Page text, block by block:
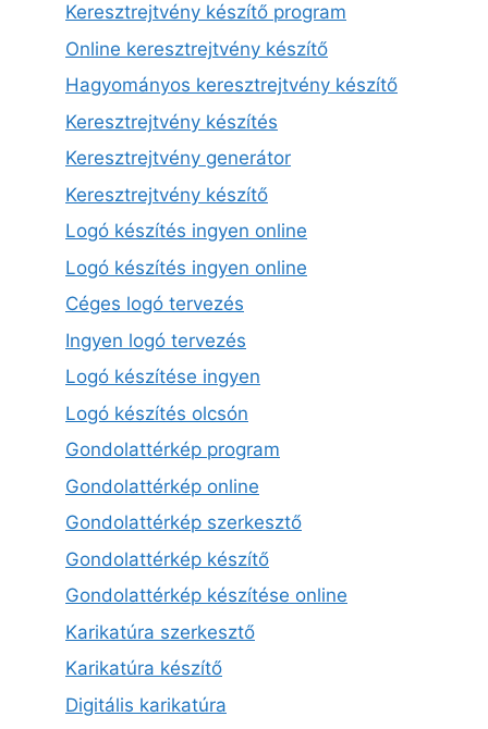
Keresztrejtvény készítő program
Online keresztrejtvény készítő
Hagyományos keresztrejtvény készítő
Keresztrejtvény készítés
Keresztrejtvény generátor
Keresztrejtvény készítő
Logó készítés ingyen online
Logó készítés ingyen online
Céges logó tervezés
Ingyen logó tervezés
Logó készítése ingyen
Logó készítés olcsón
Gondolattérkép program
Gondolattérkép online
Gondolattérkép szerkesztő
Gondolattérkép készítő
Gondolattérkép készítése online
Karikatúra szerkesztő
Karikatúra készítő
Digitális karikatúra